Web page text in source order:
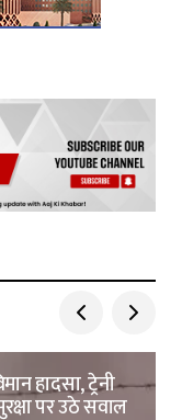
हादसा, ट्रेनी
पर उठे सवाल